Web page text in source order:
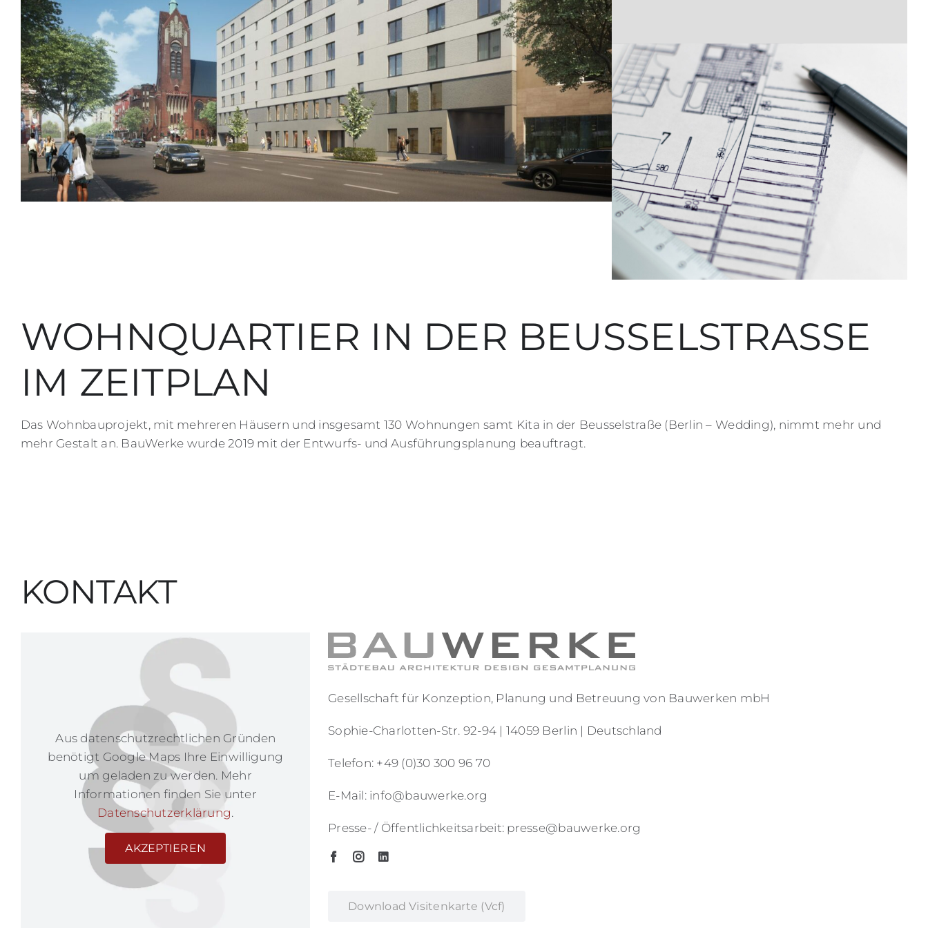
WOHNQUARTIER IN DER BEUSSELSTRASSE
IM ZEITPLAN
Das Wohnbauprojekt, mit mehreren Häusern und insgesamt 130 Wohnungen samt Kita in der Beusselstraße (Berlin – Wedding), nimmt mehr und
mehr Gestalt an. BauWerke wurde 2019 mit der Entwurfs- und Ausführungsplanung beauftragt.
KONTAKT
Aus datenschutzrechtlichen Gründen
benötigt Google Maps Ihre Einwilligung
um geladen zu werden. Mehr
Informationen finden Sie unter
Datenschutzerklärung.
AKZEPTIEREN
Gesellschaft für Konzeption, Planung und Betreuung von Bauwerken mbH
Sophie-Charlotten-Str. 92-94 | 14059 Berlin | Deutschland
Telefon: +49 (0)30 300 96 70
E-Mail: info@bauwerke.org
Presse- / Öffentlichkeitsarbeit: presse@bauwerke.org
Download Visitenkarte (vcf)